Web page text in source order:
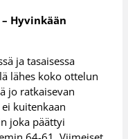
Hyvinkään
ja tasaisessa
lähes koko ottelun
jo ratkaisevan
kuitenkaan
joka päättyi